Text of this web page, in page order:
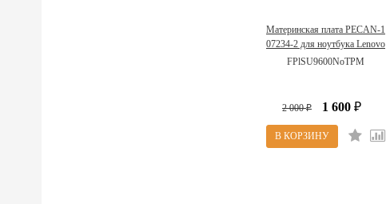
Материнская плата PECAN-1
07234-2 для ноутбука Lenovo
X200s 60Y3871
FPlSU9600NoTPM
2 000₽ 1 600 ₽